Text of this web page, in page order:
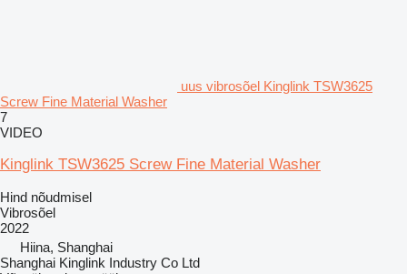
uus vibrosõel Kinglink TSW3625
Screw Fine Material Washer
7
VIDEO
Kinglink TSW3625 Screw Fine Material Washer
Hind nõudmisel
Vibrosõel
2022
Hiina, Shanghai
Shanghai Kinglink Industry Co Ltd